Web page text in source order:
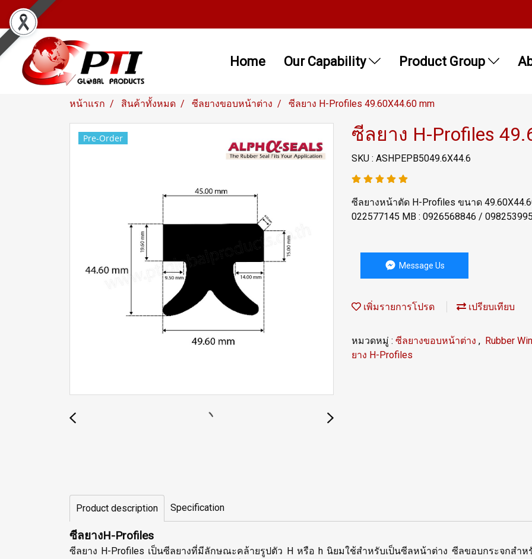
Home Our Capability Product Group
หน้าแรก สินค้าทั้งหมด ซีลยางขอบหน้าต่าง ซีลยาง H-Profiles 49.60X44.60 mm
Pre-Order ซีลยาง H-Profiles
SKU : ASHPEPB5049.6X44.6
ซีลยางหน้าตัด H-Profiles ขนาด
022577145 MB : 0926568846 /
Message Us
เพิ่มรายการโปรด เปรียบเทียบ
หมวดหมู่ : ซีลยางขอบหน้าต่าง , Rubber
ยาง H-Profiles
Product description Specification
ซีลยางH-Profiles
ซีลยาง H-Profiles เป็นซีลยางที่มีลักษณะคล้ายรูปตัว H หรือ h นิยมใช้สำหรับเป็นซีลหน้าต่าง ซีลขอบกระจกสำ